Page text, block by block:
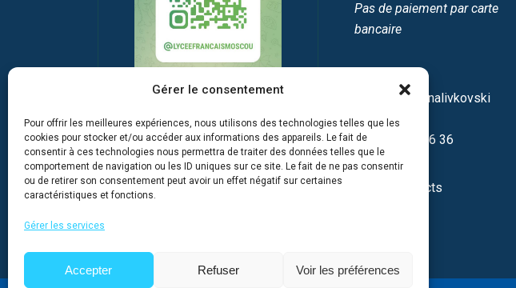
Gérer le consentement
Pour offrir les meilleures expériences, nous utilisons des technologies telles que les
cookies pour stocker et/ou accéder aux informations des appareils. Le fait de
consentir à ces technologies nous permettra de traiter des données telles que le
comportement de navigation ou les ID uniques sur ce site. Le fait de ne pas consentir
ou de retirer son consentement peut avoir un effet négatif sur certaines
caractéristiques et fonctions.
Gérer les services
Accepter Refuser Voir les préférences
Pas de paiement par carte
bancaire
12/16 Spasonalivkovski
pereulok
+7 499 237 46 36
Autres contacts